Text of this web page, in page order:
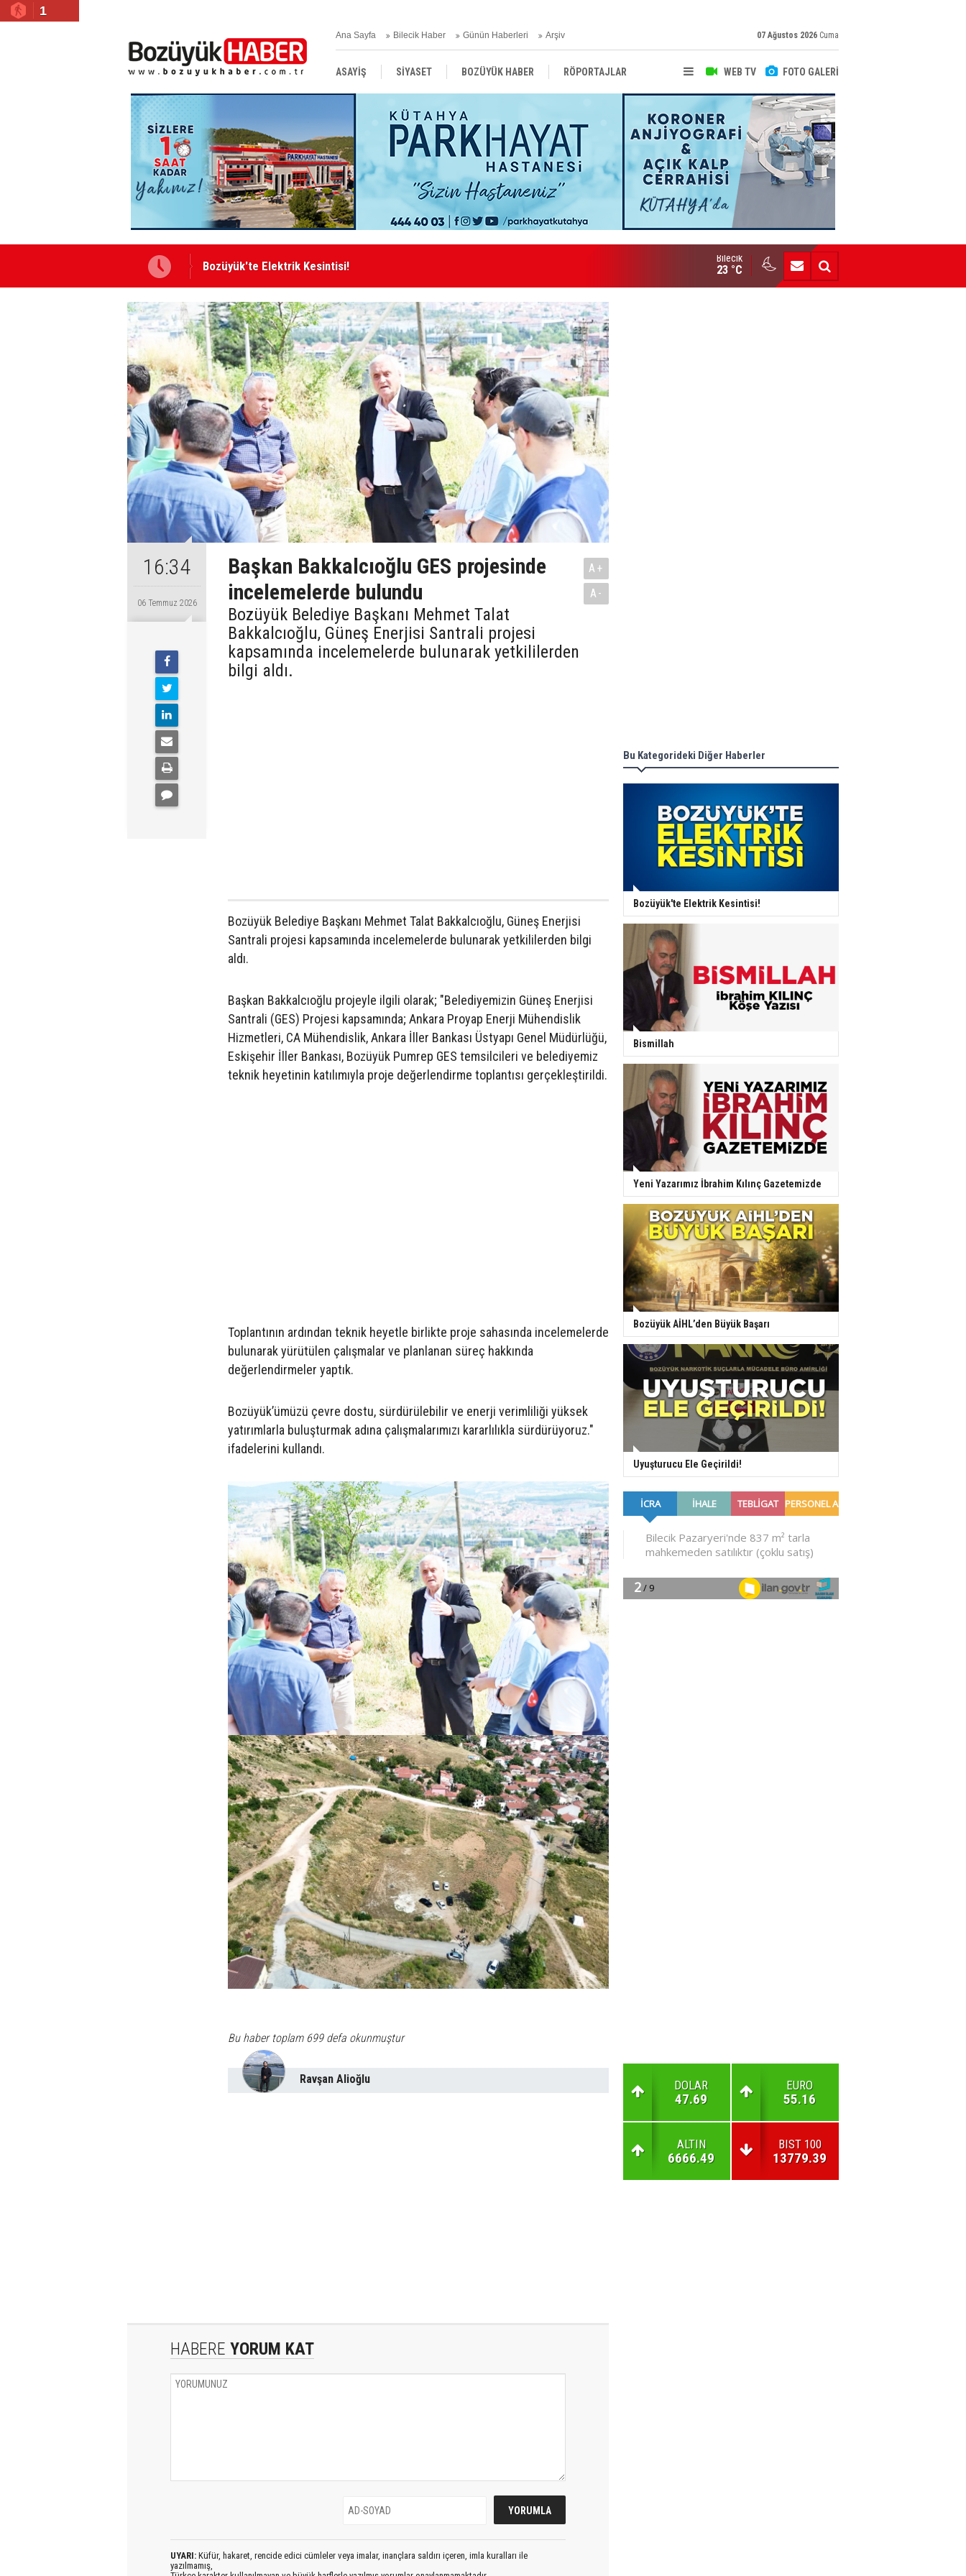
1
Ana Sayfa Bilecik Haber Günün Haberleri Arşiv 07 Ağustos 2026 Cuma
WEB TV FOTO GALERİ
ASAYİŞ SİYASET BOZÜYÜK HABER RÖPORTAJLAR
RESMİ İLANLAR
Bismillah Yeni Yazarımız İbrahim Kılınç Gazetemizde
Bilecik
23 °C
16:34
06 Temmuz 2026
Başkan Bakkalcıoğlu GES projesinde
incelemelerde bulundu
Bozüyük Belediye Başkanı Mehmet Talat
Bakkalcıoğlu, Güneş Enerjisi Santrali projesi
kapsamında incelemelerde bulunarak yetkililerden
bilgi aldı.
A+
A-
Bozüyük Belediye Başkanı Mehmet Talat Bakkalcıoğlu, Güneş Enerjisi
Santrali projesi kapsamında incelemelerde bulunarak yetkililerden bilgi
aldı.
Başkan Bakkalcıoğlu projeyle ilgili olarak; "Belediyemizin Güneş Enerjisi
Santrali (GES) Projesi kapsamında; Ankara Proyap Enerji Mühendislik
Hizmetleri, CA Mühendislik, Ankara İller Bankası Üstyapı Genel Müdürlüğü,
Eskişehir İller Bankası, Bozüyük Pumrep GES temsilcileri ve belediyemiz
teknik heyetinin katılımıyla proje değerlendirme toplantısı gerçekleştirildi.
Toplantının ardından teknik heyetle birlikte proje sahasında incelemelerde
bulunarak yürütülen çalışmalar ve planlanan süreç hakkında
değerlendirmeler yaptık.
Bozüyük’ümüzü çevre dostu, sürdürülebilir ve enerji verimliliği yüksek
yatırımlarla buluşturmak adına çalışmalarımızı kararlılıkla sürdürüyoruz."
ifadelerini kullandı.
Bu haber toplam 699 defa okunmuştur
Ravşan Alioğlu
HABERE YORUM KAT
UYARI: Küfür, hakaret, rencide edici cümleler veya imalar, inançlara saldırı içeren, imla kuralları ile
yazılmamış,
Bu Kategorideki Diğer Haberler
Bozüyük'te Elektrik Kesintisi!
Bismillah
Yeni Yazarımız İbrahim Kılınç Gazetemizde
Bozüyük AİHL’den Büyük Başarı
Uyuşturucu Ele Geçirildi!
DOLAR
47.69
EURO
55.16
ALTIN
6666.49
BIST 100
13779.39